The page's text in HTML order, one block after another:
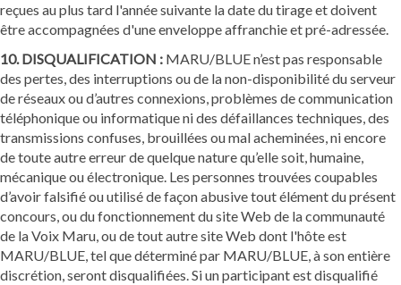
reçues au plus tard l'année suivante la date du tirage et doivent
être accompagnées d'une enveloppe affranchie et pré-adressée.
10. DISQUALIFICATION : MARU/BLUE n’est pas responsable
des pertes, des interruptions ou de la non-disponibilité du serveur
de réseaux ou d’autres connexions, problèmes de communication
téléphonique ou informatique ni des défaillances techniques, des
transmissions confuses, brouillées ou mal acheminées, ni encore
de toute autre erreur de quelque nature qu’elle soit, humaine,
mécanique ou électronique. Les personnes trouvées coupables
d’avoir falsifié ou utilisé de façon abusive tout élément du présent
concours, ou du fonctionnement du site Web de la communauté
de la Voix Maru, ou de tout autre site Web dont l'hôte est
MARU/BLUE, tel que déterminé par MARU/BLUE, à son entière
discrétion, seront disqualifiées. Si un participant est disqualifié